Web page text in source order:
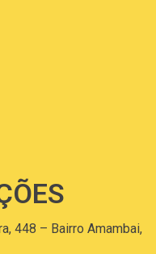
448 – Bairro Amambai,